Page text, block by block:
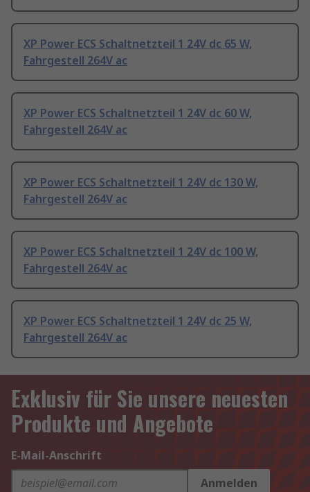
XP Power ECS Schaltnetzteil 1 24V dc 65 W,
Fahrgestell 264V ac
XP Power ECS Schaltnetzteil 1 24V dc 60 W,
Fahrgestell 264V ac
XP Power ECS Schaltnetzteil 1 24V dc 130 W,
Fahrgestell 264V ac
XP Power ECS Schaltnetzteil 1 24V dc 100 W,
Fahrgestell 264V ac
XP Power ECS Schaltnetzteil 1 24V dc 25 W,
Fahrgestell 264V ac
Exklusiv für Sie unsere neuesten
Produkte und Angebote
E-Mail-Anschrift
Anmelden